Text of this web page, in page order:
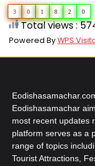
3 0 1 8 2 0
Total views :
Powered ByWPS
Eodishasamachar
most recent updates
platform serves as a
range of topics
Tourist Attractions,